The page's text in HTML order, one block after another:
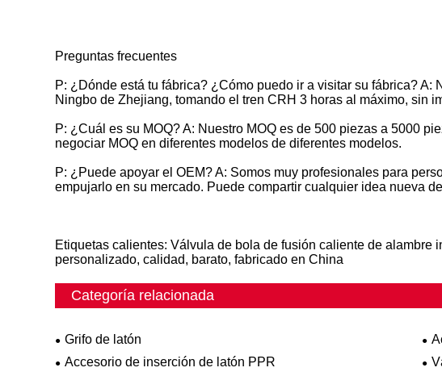
Preguntas frecuentes
P: ¿Dónde está tu fábrica? ¿Cómo puedo ir a visitar su fábrica?
Ningbo de Zhejiang, tomando el tren CRH 3 horas al máximo, sin
P: ¿Cuál es su MOQ? A: Nuestro MOQ es de 500 piezas a 5000
negociar MOQ en diferentes modelos de diferentes modelos.
P: ¿Puede apoyar el OEM? A: Somos muy profesionales para
empujarlo en su mercado. Puede compartir cualquier idea nueva
Etiquetas calientes: Válvula de bola de fusión caliente de alambre
personalizado, calidad, barato, fabricado en China
Categoría relacionada
Grifo de latón
Accesorio de inserción de latón PPR